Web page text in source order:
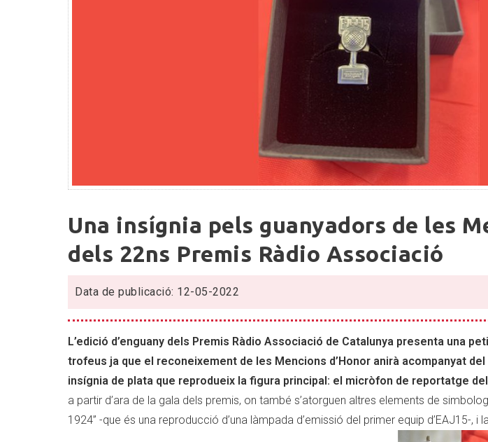
insígnia
pels
guanyadors
de
les
Mencions
d’Honor
dels
22ns
Premis
Ràdio
Associació
Una insígnia pels guanyadors de les
dels 22ns Premis Ràdio Associació
Data de publicació: 12-05-2022
L’edició d’enguany dels Premis Ràdio Associació de Catalunya presenta una
trofeus ja que el reconeixement de les Mencions d’Honor anirà acompanyat
insígnia de plata que reprodueix la figura principal: el micròfon de reportatge
a partir d’ara de la gala dels premis, on també s’atorguen altres elements de
1924” -que és una reproducció d’una làmpada d’emissió del primer equip d’EAJ15-, i